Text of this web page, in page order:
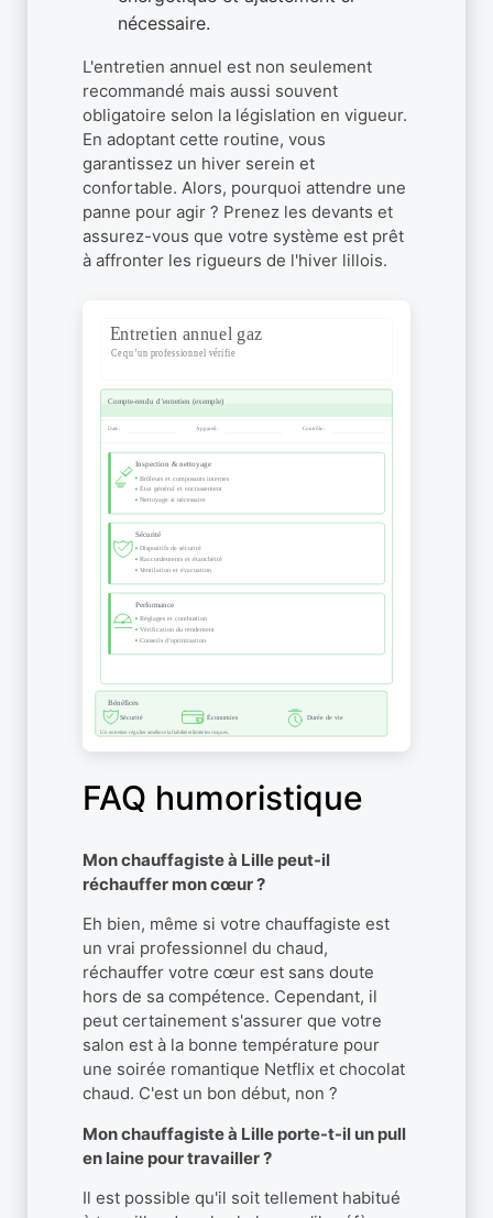
nécessaire.
L'entretien annuel est non seulement
recommandé mais aussi souvent
obligatoire selon la législation en vigueur.
En adoptant cette routine, vous
garantissez un hiver serein et
confortable. Alors, pourquoi attendre une
panne pour agir ? Prenez les devants et
assurez-vous que votre système est prêt
à affronter les rigueurs de l'hiver lillois.
FAQ humoristique
Mon chauffagiste à Lille peut-il
réchauffer mon cœur ?
Eh bien, même si votre chauffagiste est
un vrai professionnel du chaud,
réchauffer votre cœur est sans doute
hors de sa compétence. Cependant, il
peut certainement s'assurer que votre
salon est à la bonne température pour
une soirée romantique Netflix et chocolat
chaud. C'est un bon début, non ?
Mon chauffagiste à Lille porte-t-il un pull
en laine pour travailler ?
Il est possible qu'il soit tellement habitué